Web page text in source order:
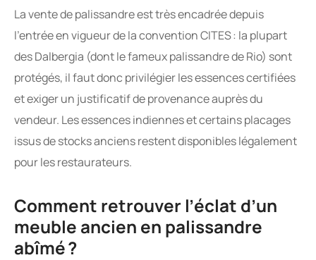
La vente de palissandre est très encadrée depuis
l’entrée en vigueur de la convention CITES : la plupart
des Dalbergia (dont le fameux palissandre de Rio) sont
protégés, il faut donc privilégier les essences certifiées
et exiger un justificatif de provenance auprès du
vendeur. Les essences indiennes et certains placages
issus de stocks anciens restent disponibles légalement
pour les restaurateurs.
Comment retrouver l’éclat d’un
meuble ancien en palissandre
abîmé ?